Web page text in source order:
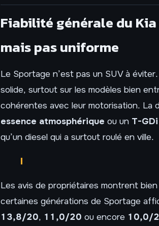
Fiabilité générale du
mais pas uniforme
Le Sportage n’est pas un SUV à
solide, surtout sur les modèles bien
cohérentes avec leur motorisation. La
essence atmosphérique ou un T-
qu’un diesel qui a surtout roulé en ville.
Les avis de propriétaires montrent
certaines générations de Sportage
13,8/20, 11,0/20 ou encore 10,0/